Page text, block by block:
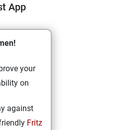
App
your
on
against
Fritz